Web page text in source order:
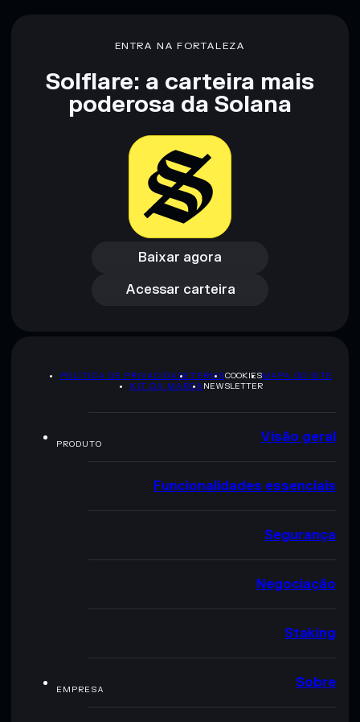
não constitui aconselhamento financeiro. Faz sempre a tua
ENTRA NA FORTALEZA
Solflare: a carteira mais
poderosa da Solana
Baixar agora
Baixar agora
Acessar carteira
Acessar carteira
POLÍTICA DE PRIVACIDADETERMSCOOKIESMAPA DO SITE
KIT DA MARCA NEWSLETTER
PRODUTO Visão geral
Funcionalidades essenciais
Segurança
Negociação
Staking
EMPRESA Sobre